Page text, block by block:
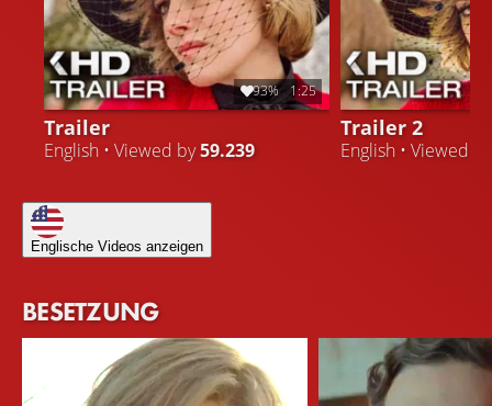
93% 1:25
Trailer
English • Viewed by59.239
Trailer 2
English • Viewed
Englische Videos anzeigen
BESETZUNG